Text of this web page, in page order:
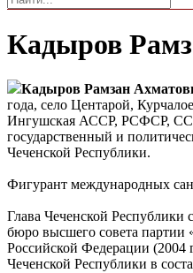
Кадыров
Кадыров Рамзан
года, село Центарой,
Ингушская АССР, РСФСР,
государственный и
Чеченской Республики.
Фигурант международных
Глава Чеченской Республики
бюро высшего совета партии
Российской Федерации (2004
Чеченской Республики в